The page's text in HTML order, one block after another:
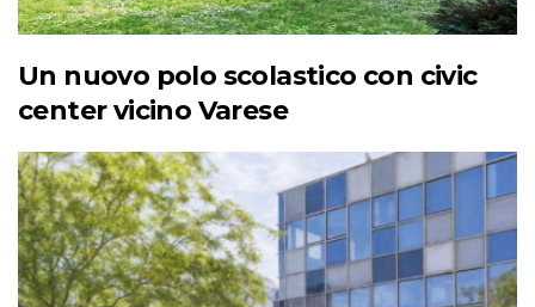
Un nuovo polo scolastico con civic
center vicino Varese